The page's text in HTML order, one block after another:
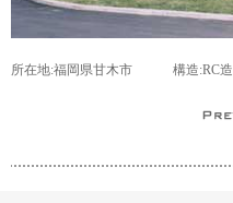
所在地:福岡県甘木市 構造:RC造